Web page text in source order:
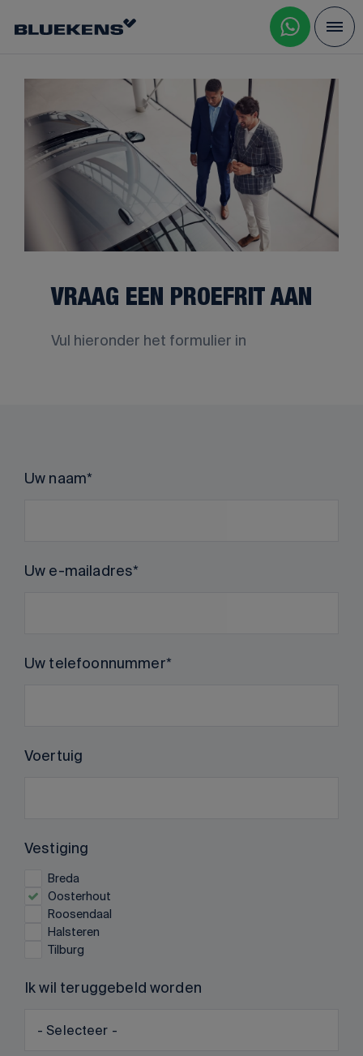
VRAAG EEN PROEFRIT AAN
Vul hieronder het formulier in
Uw naam
Uw e-mailadres
Uw telefoonnummer
Voertuig
Vestiging
Breda
Oosterhout
Roosendaal
Halsteren
Tilburg
Ik wil teruggebeld worden